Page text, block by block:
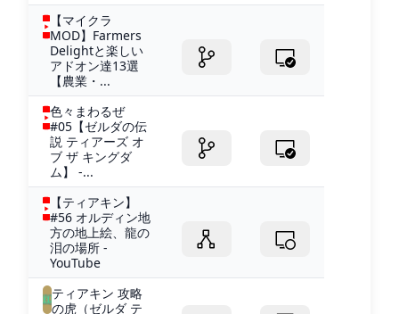
【マイクラ
MOD】Farmers
Delightと楽しい
アドオン達13選
【農業・...
色々まわるぜ
#05【ゼルダの伝
説 ティアーズ オ
ブ ザ キングダ
ム】 -...
【ティアキン】
#56 オルディン地
方の地上絵、龍の
泪の場所 -
YouTube
ティアキン 攻略
の虎（ゼルダ テ